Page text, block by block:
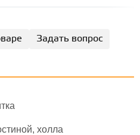
Задать вопрос
холла